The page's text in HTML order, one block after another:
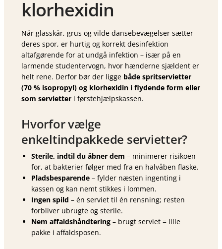
klorhexidin
Når glasskår, grus og vilde dansebevægelser sætter
deres spor, er hurtig og korrekt desinfektion
altafgørende for at undgå infektion – især på en
larmende studentervogn, hvor hænderne sjældent er
helt rene. Derfor bør der ligge både spritservietter
(70 % isopropyl) og klorhexidin i flydende form eller
som servietter i førstehjælpskassen.
Hvorfor vælge
enkeltindpakkede servietter?
Sterile, indtil du åbner dem – minimerer risikoen
for, at bakterier følger med fra en halvåben flaske.
Pladsbesparende – fylder næsten ingenting i
kassen og kan nemt stikkes i lommen.
Ingen spild – én serviet til én rensning; resten
forbliver ubrugte og sterile.
Nem affaldshåndtering – brugt serviet = lille
pakke i affaldsposen.